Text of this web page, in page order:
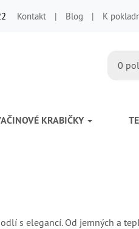
Kontakt Blog K
0
KRABIČKY
s elegancí. Od jemných a